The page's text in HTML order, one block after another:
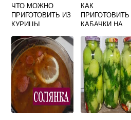
ЧТО МОЖНО
ПРИГОТОВИТЬ ИЗ
КУРИЦЫ
БЫСТРО И
ВКУСНО
КАК
ПРИГОТОВИТЬ
КАБАЧКИ НА
ДОМАШНИХ
УСЛОВИЯХ
БЫСТРО И
ВКУСНО